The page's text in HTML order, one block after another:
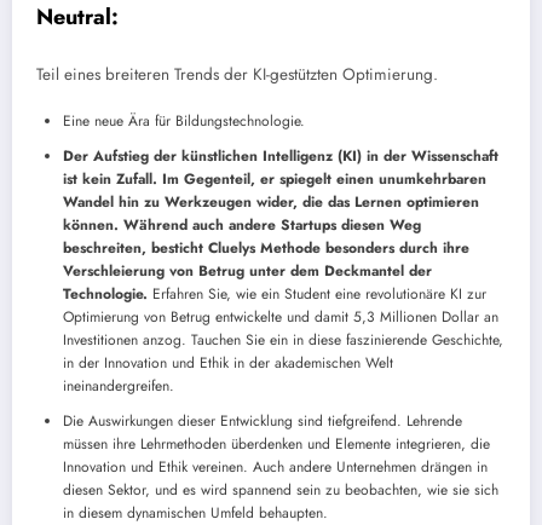
Neutral:
Teil eines breiteren Trends der KI-gestützten Optimierung.
Eine neue Ära für Bildungstechnologie.
Der Aufstieg der künstlichen Intelligenz (KI) in der Wissenschaft
ist kein Zufall. Im Gegenteil, er spiegelt einen unumkehrbaren
Wandel hin zu Werkzeugen wider, die das Lernen optimieren
können. Während auch andere Startups diesen Weg
beschreiten, besticht Cluelys Methode besonders durch ihre
Verschleierung von Betrug unter dem Deckmantel der
Technologie. Erfahren Sie, wie ein Student eine revolutionäre KI zur
Optimierung von Betrug entwickelte und damit 5,3 Millionen Dollar an
Investitionen anzog. Tauchen Sie ein in diese faszinierende Geschichte,
in der Innovation und Ethik in der akademischen Welt
ineinandergreifen.
Die Auswirkungen dieser Entwicklung sind tiefgreifend. Lehrende
müssen ihre Lehrmethoden überdenken und Elemente integrieren, die
Innovation und Ethik vereinen. Auch andere Unternehmen drängen in
diesen Sektor, und es wird spannend sein zu beobachten, wie sie sich
in diesem dynamischen Umfeld behaupten.